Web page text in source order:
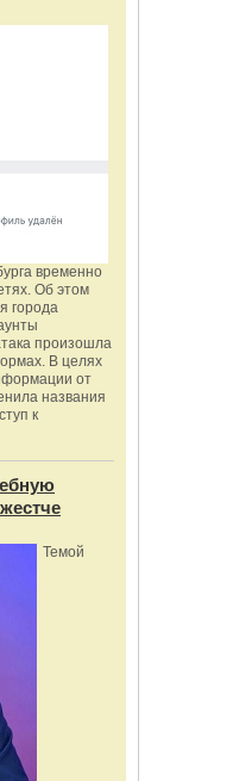
временно
Об этом
города
произошла
В целях
от
названия
к
Темой